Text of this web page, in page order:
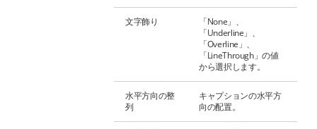
文字飾り
「None」、
「Underline」、
「Overline」、
「LineThrough」の値
から選択します。
水平方向の整
列
キャプションの水平方
向の配置。